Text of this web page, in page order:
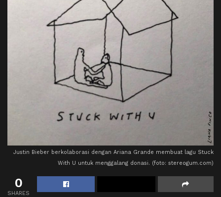
Justin Bieber berkolaborasi dengan Ariana Grande membuat lagu Stuck
With U untuk menggalang donasi. (foto: stereogum.com)
0
SHARES